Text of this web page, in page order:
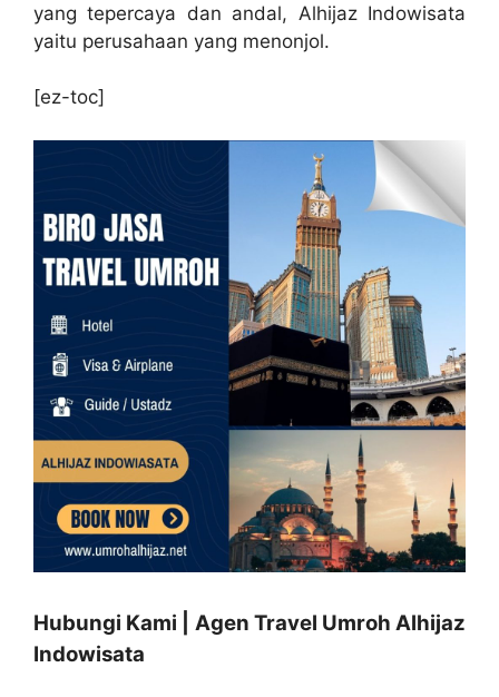
yang tepercaya dan andal, Alhijaz Indowisata
yaitu perusahaan yang menonjol.
[ez-toc]
Hubungi Kami | Agen Travel Umroh Alhijaz
Indowisata